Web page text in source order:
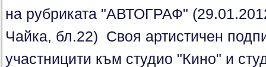
на рубриката "АВТОГРАФ"
Чайка, бл.22) Своя артистичен
участницити към студио "Кино" и